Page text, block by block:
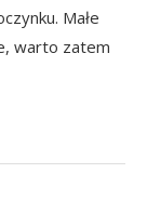
Małe
warto zatem